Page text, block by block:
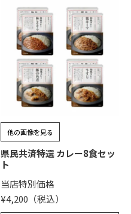
他の画像を見る
県民共済特選 カレー8食セッ
ト
当店特別価格
¥4,200